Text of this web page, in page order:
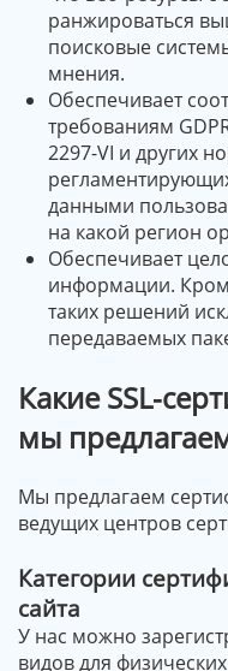
ранжироваться
поисковые
мнения.
Обеспечивает
требованиям
2297-VI и других
данными
на какой регион
Обеспечивает
информации.
таких решений
передаваемых
Какие SSL-
мы
Мы предлагаем
ведущих центров
Категории
сайта
У нас можно
видов для